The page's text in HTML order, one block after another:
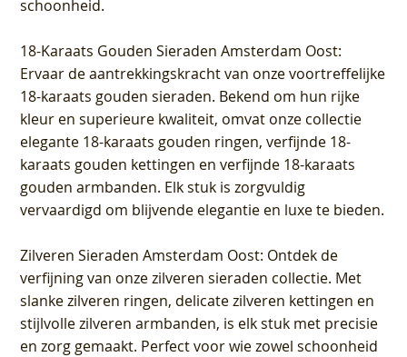
schoonheid.
18-Karaats Gouden Sieraden Amsterdam Oost:
Ervaar de aantrekkingskracht van onze voortreffelijke
18-karaats gouden sieraden. Bekend om hun rijke
kleur en superieure kwaliteit, omvat onze collectie
elegante 18-karaats gouden ringen, verfijnde 18-
karaats gouden kettingen en verfijnde 18-karaats
gouden armbanden. Elk stuk is zorgvuldig
vervaardigd om blijvende elegantie en luxe te bieden.
Zilveren Sieraden Amsterdam Oost: Ontdek de
verfijning van onze zilveren sieraden collectie. Met
slanke zilveren ringen, delicate zilveren kettingen en
stijlvolle zilveren armbanden, is elk stuk met precisie
en zorg gemaakt. Perfect voor wie zowel schoonheid